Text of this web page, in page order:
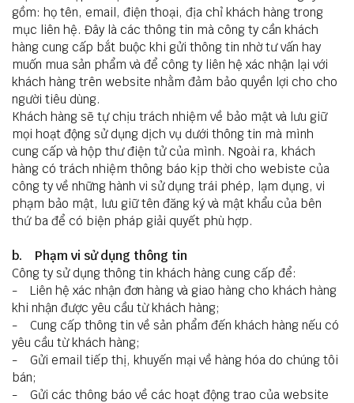
gồm: họ tên, email, điện thoại, địa chỉ khách hàng trong
mục liên hệ. Đây là các thông tin mà công ty cần khách
hàng cung cấp bắt buộc khi gửi thông tin nhờ tư vấn hay
muốn mua sản phẩm và để công ty liên hệ xác nhận lại với
khách hàng trên website nhằm đảm bảo quyền lợi cho cho
người tiêu dùng.
Khách hàng sẽ tự chịu trách nhiệm về bảo mật và lưu giữ
mọi hoạt động sử dụng dịch vụ dưới thông tin mà mình
cung cấp và hộp thư điện tử của mình. Ngoài ra, khách
hàng có trách nhiệm thông báo kịp thời cho webiste của
công ty về những hành vi sử dụng trái phép, lạm dụng, vi
phạm bảo mật, lưu giữ tên đăng ký và mật khẩu của bên
thứ ba để có biện pháp giải quyết phù hợp.
b. Phạm vi sử dụng thông tin
Công ty sử dụng thông tin khách hàng cung cấp để:
- Liên hệ xác nhận đơn hàng và giao hàng cho khách hàng
khi nhận được yêu cầu từ khách hàng;
- Cung cấp thông tin về sản phẩm đến khách hàng nếu có
yêu cầu từ khách hàng;
- Gửi email tiếp thị, khuyến mại về hàng hóa do chúng tôi
bán;
- Gửi các thông báo về các hoạt động trao của website